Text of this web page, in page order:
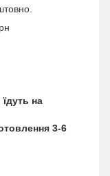
на
3-6